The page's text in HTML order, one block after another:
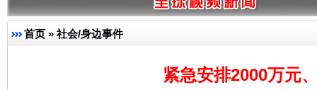
首页 » 社会/身边事件
紧急安排2000万元